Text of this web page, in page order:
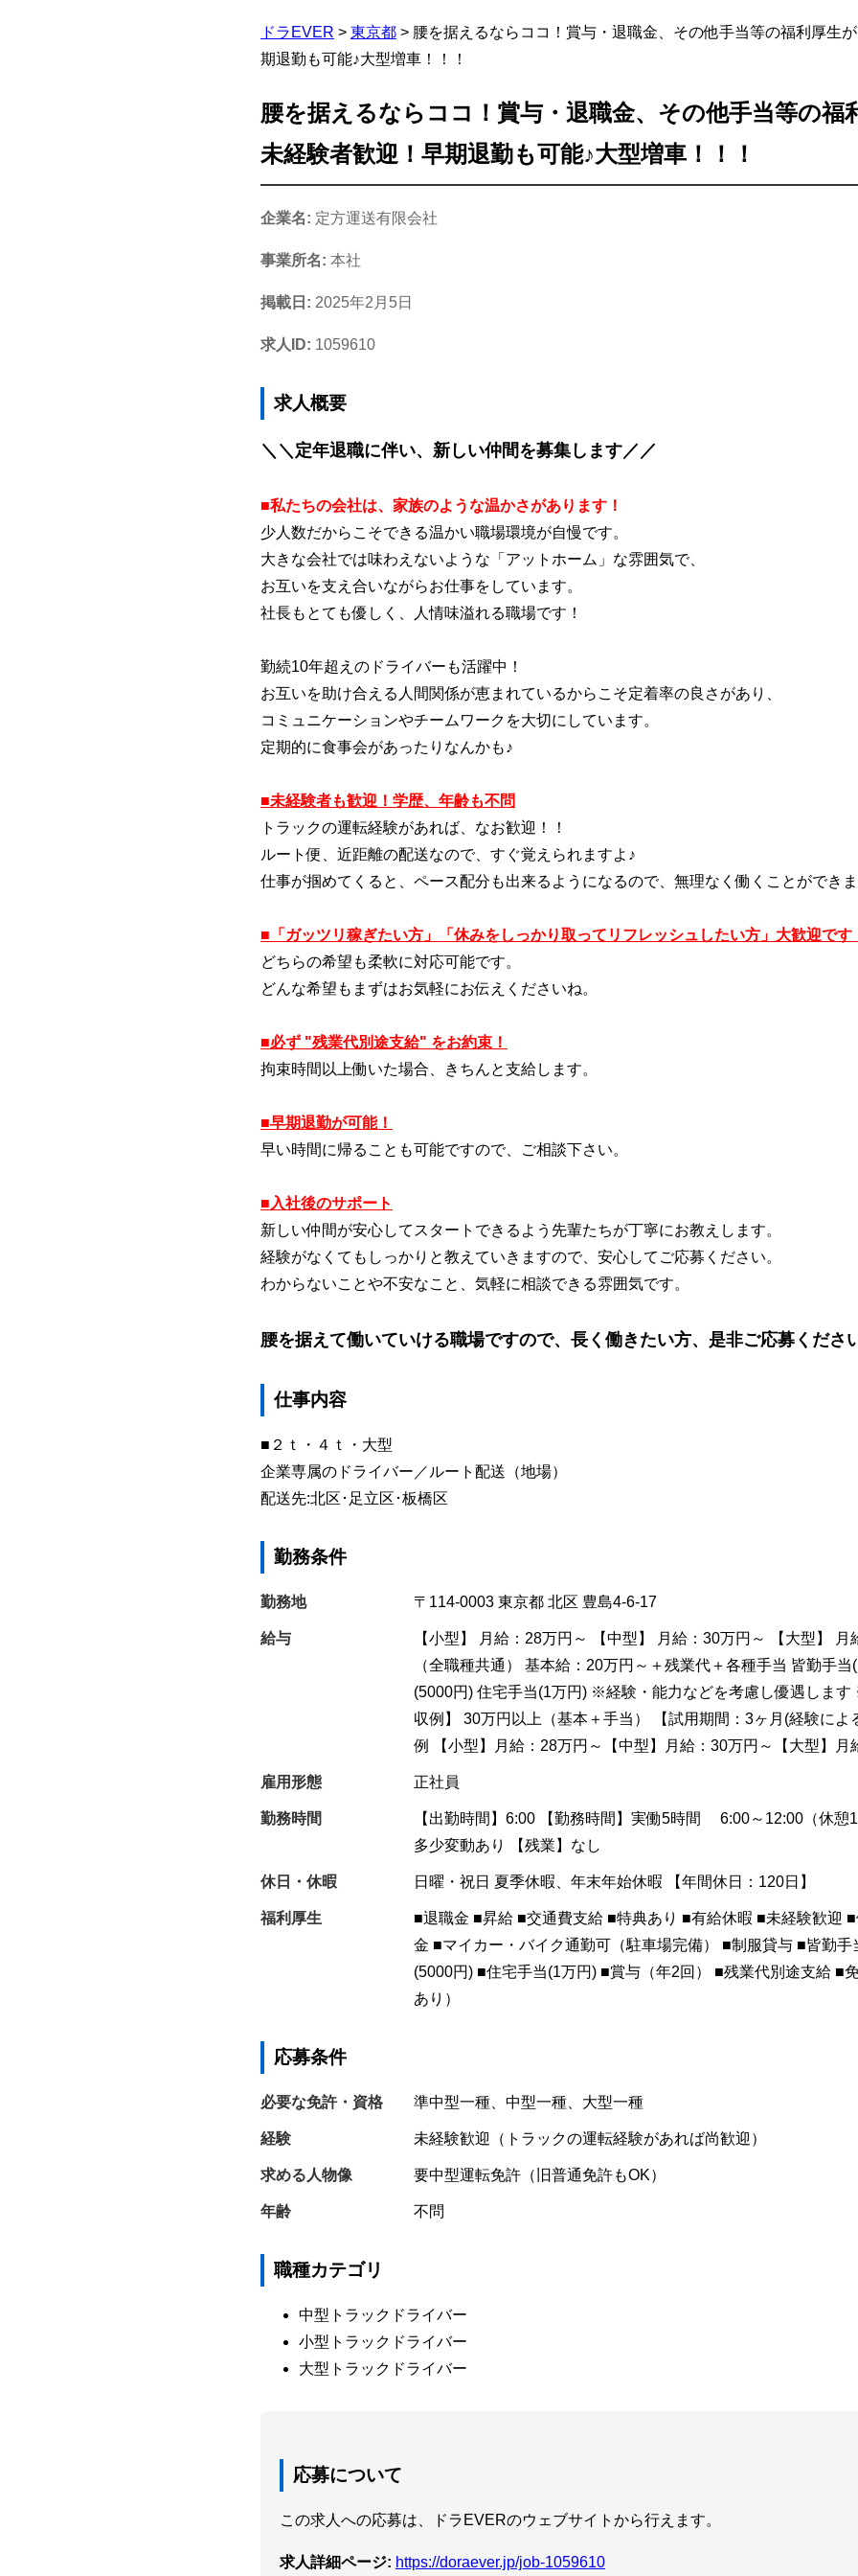
ドラEVER > 東京都 > 腰を据えるならココ！賞与・退職金、その他手当等の福利厚生
期退勤も可能♪大型増車！！！
腰を据えるならココ！賞与・退職金、その他手当等の福
未経験者歓迎！早期退勤も可能♪大型増車！！！
企業名: 定方運送有限会社
事業所名: 本社
掲載日: 2025年2月5日
求人ID: 1059610
求人概要
＼＼定年退職に伴い、新しい仲間を募集します／／
■私たちの会社は、家族のような温かさがあります！
少人数だからこそできる温かい職場環境が自慢です。
大きな会社では味わえないような「アットホーム」な雰囲気で、
お互いを支え合いながらお仕事をしています。
社長もとても優しく、人情味溢れる職場です！
勤続10年超えのドライバーも活躍中！
お互いを助け合える人間関係が恵まれているからこそ定着率の良さがあり、
コミュニケーションやチームワークを大切にしています。
定期的に食事会があったりなんかも♪
■未経験者も歓迎！学歴、年齢も不問
トラックの運転経験があれば、なお歓迎！！
ルート便、近距離の配送なので、すぐ覚えられますよ♪
仕事が掴めてくると、ペース配分も出来るようになるので、無理なく働くことができ
■「ガッツリ稼ぎたい方」「休みをしっかり取ってリフレッシュしたい方」大歓迎です
どちらの希望も柔軟に対応可能です。
どんな希望もまずはお気軽にお伝えくださいね。
■必ず "残業代別途支給" をお約束！
拘束時間以上働いた場合、きちんと支給します。
■早期退勤が可能！
早い時間に帰ることも可能ですので、ご相談下さい。
■入社後のサポート
新しい仲間が安心してスタートできるよう先輩たちが丁寧にお教えします。
経験がなくてもしっかりと教えていきますので、安心してご応募ください。
わからないことや不安なこと、気軽に相談できる雰囲気です。
腰を据えて働いていける職場ですので、長く働きたい方、是非ご応募くださ
仕事内容
■２ｔ・４ｔ・大型
企業専属のドライバー／ルート配送（地場）
配送先:北区･足立区･板橋区
勤務条件
勤務地 〒114-0003 東京都 北区 豊島4-6-17
給与
【小型】 月給：28万円～ 【中型】 月給：30万円～ 【大型】
（全職種共通） 基本給：20万円～＋残業代＋各種手当 皆勤手
(5000円) 住宅手当(1万円) ※経験・能力などを考慮し優遇しま
収例】 30万円以上（基本＋手当） 【試用期間：3ヶ月(経験に
例 【小型】月給：28万円～【中型】月給：30万円～【大型】月
雇用形態 正社員
勤務時間
【出勤時間】6:00 【勤務時間】実働5時間 6:00～12:00（休
多少変動あり 【残業】なし
休日・休暇 日曜・祝日 夏季休暇、年末年始休暇 【年間休日：120日】
福利厚生
■退職金 ■昇給 ■交通費支給 ■特典あり ■有給休暇 ■未経験歓迎
金 ■マイカー・バイク通勤可（駐車場完備） ■制服貸与 ■皆勤
(5000円) ■住宅手当(1万円) ■賞与（年2回） ■残業代別途支給 ■
あり）
応募条件
必要な免許・資格 準中型一種、中型一種、大型一種
経験 未経験歓迎（トラックの運転経験があれば尚歓迎）
求める人物像 要中型運転免許（旧普通免許もOK）
年齢 不問
職種カテゴリ
中型トラックドライバー
小型トラックドライバー
大型トラックドライバー
応募について
この求人への応募は、ドラEVERのウェブサイトから行えます。
求人詳細ページ: https://doraever.jp/job-1059610